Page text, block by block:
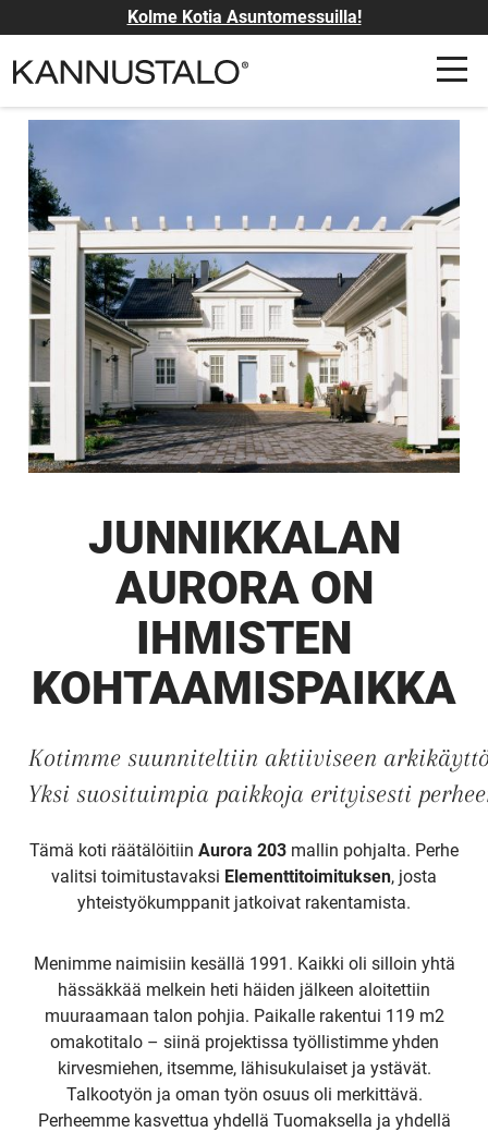
Kolme Kotia Asuntomessuilla!
JUNNIKKALAN
AURORA ON
IHMISTEN
KOHTAAMISPAIKKA
Kotimme suunniteltiin aktiiviseen
Yksi suosituimpia paikkoja erityisesti
Tämä koti räätälöitiin Aurora 203 mallin pohjalta. Perhe
valitsi toimitustavaksi Elementtitoimituksen, josta
yhteistyökumppanit jatkoivat rakentamista.
Menimme naimisiin kesällä 1991. Kaikki oli silloin yhtä
hässäkkää melkein heti häiden jälkeen aloitettiin
muuraamaan talon pohjia. Paikalle rakentui 119 m2
omakotitalo – siinä projektissa työllistimme yhden
kirvesmiehen, itsemme, lähisukulaiset ja ystävät.
Talkootyön ja oman työn osuus oli merkittävä.
Perheemme kasvettua yhdellä Tuomaksella ja yhdellä